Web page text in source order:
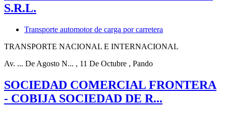
S.R.L.
Transporte automotor de carga por carretera
TRANSPORTE NACIONAL E INTERNACIONAL
Av. ... De Agosto N... , 11 De Octubre , Pando
SOCIEDAD COMERCIAL FRONTERA
- COBIJA SOCIEDAD DE R...